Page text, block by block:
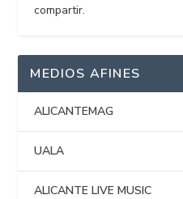
compartir.
MEDIOS AFINES
ALICANTEMAG
UALA
ALICANTE LIVE MUSIC